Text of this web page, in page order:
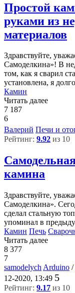
Простой
руками из
материалов
Здравствуйте,
Самоделкина»! В
том, как я сварил
установлена, я
Камин
Читать далее
7 187
6
Валерий Печи и
Рейтинг: 9.92 из 10
камина
Здравствуйте,
Самоделкина».
сделал стальную
упоминал в
Камин Печь
Читать далее
8 377
7
samodelych Arduino /
12-2020, 13:49 5
Рейтинг: 9.17 из 10